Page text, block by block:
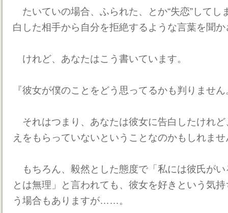
たいていの場合、ふられた、とか“失恋”してし
白した相手から自分を拒絶するような言葉を聞
けれど、あなたはこう書いています。
『彼女が僕のことをどう思ってるかも判りませ
それはつまり、あなたは彼女に告白したけれ
えをもらっていないということなのかもしれませ
もちろん、毅然とした態度で「私には彼氏が
とは無理」と言われても、彼女を好きという気
う場合もありますが……。